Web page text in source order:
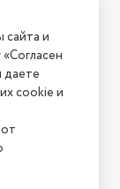
есть всё!
сайта и
даете
cookie и